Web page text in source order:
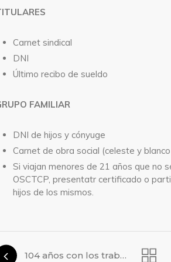
Carnet sindical
DNI
Último recibo de sueldo
FAMILIAR
DNI de hijos y cónyuge
Carnet de obra social (celeste y
Si viajan menores de 21 años que no
OSCTCP, presentatr certificado o
hijos de los mismos.
104 años con los trabajadores